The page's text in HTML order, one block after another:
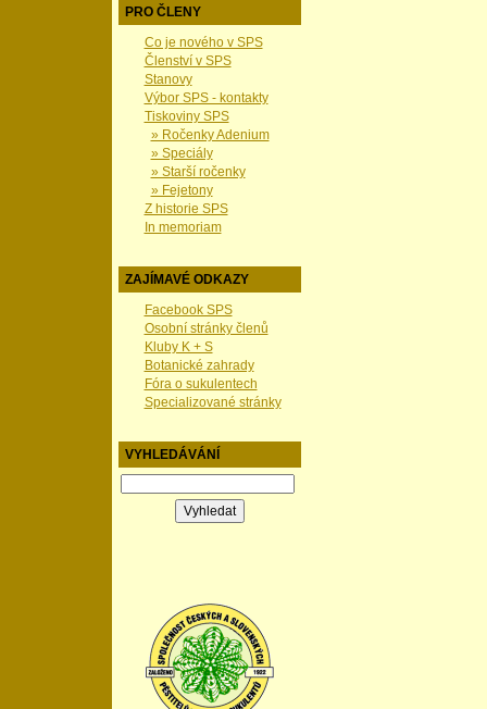
PRO ČLENY
Co je nového v SPS
Členství v SPS
Stanovy
Výbor SPS - kontakty
Tiskoviny SPS
» Ročenky Adenium
» Speciály
» Starší ročenky
» Fejetony
Z historie SPS
In memoriam
ZAJÍMAVÉ ODKAZY
Facebook SPS
Osobní stránky členů
Kluby K + S
Botanické zahrady
Fóra o sukulentech
Specializované stránky
VYHLEDÁVÁNÍ